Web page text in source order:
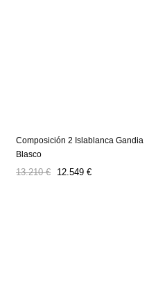
Composición 2 Islablanca Gandia
Blasco
Precio
13.210 € Precio
12.549 €